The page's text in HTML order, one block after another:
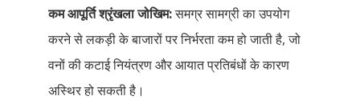
कम आपूर्ति श्रृंखला जोखिम:समग्र सामग्री का उपयोग
करने से लकड़ी के बाजारों पर निर्भरता कम हो जाती है, जो
वनों की कटाई नियंत्रण और आयात प्रतिबंधों के कारण
अस्थिर हो सकती है।